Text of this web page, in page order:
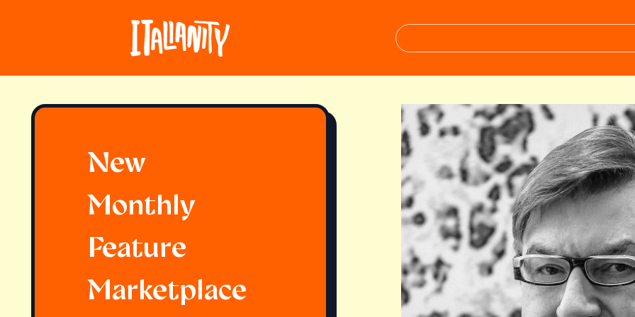
New
Monthly
Feature
Marketplace